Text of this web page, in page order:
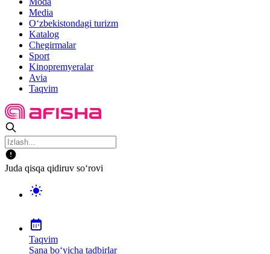
Media
O‘zbekistondagi turizm
Katalog
Chegirmalar
Sport
Kinopremyeralar
Avia
Taqvim
Juda qisqa qidiruv so‘rovi
Taqvim
Sana bo‘yicha tadbirlar